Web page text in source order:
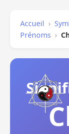
Accueil ›
Prénoms ›